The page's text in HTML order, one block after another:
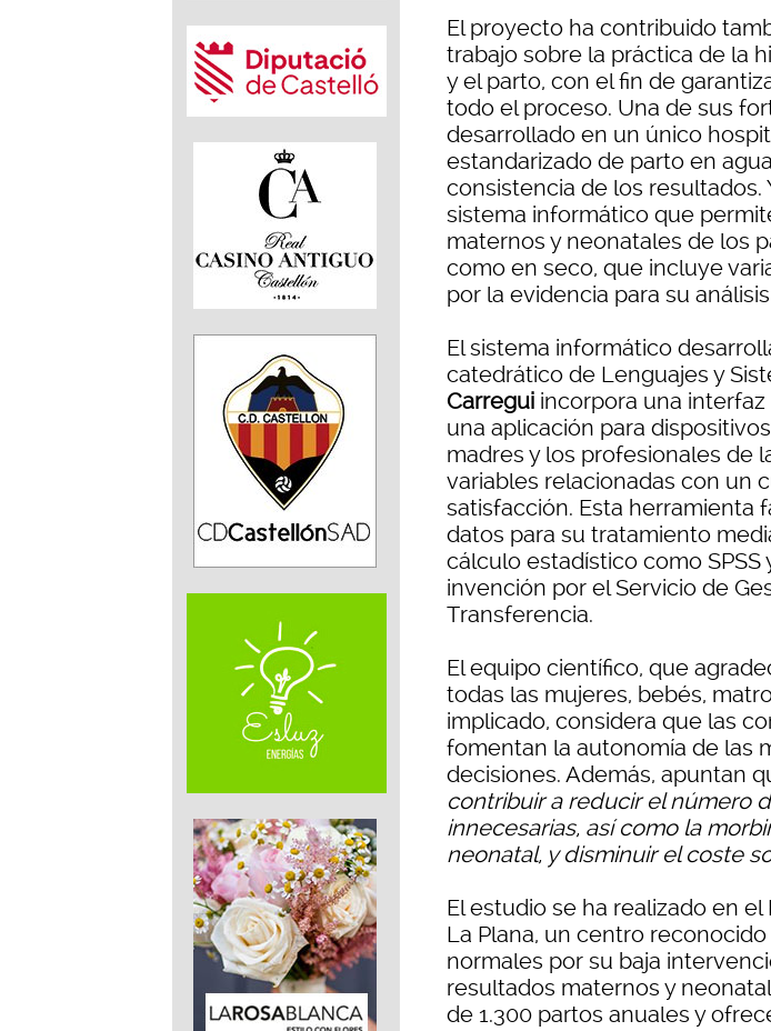
El proyecto ha contribuido
trabajo sobre la práctica de la
y el parto, con el fin de
todo el proceso. Una de sus
desarrollado en un único
estandarizado de parto en
consistencia de los resultados.
sistema informático que
maternos y neonatales de los
como en seco, que incluye
por la evidencia para su
El sistema informático
catedrático de Lenguajes y
Carregui incorpora una
una aplicación para
madres y los profesionales de
variables relacionadas con un
satisfacción. Esta herramienta
datos para su tratamiento
cálculo estadístico como
invención por el Servicio de
Transferencia.
El equipo científico, que
todas las mujeres, bebés,
implicado, considera que las
fomentan la autonomía de las
decisiones. Además, apuntan
contribuir a reducir el número
innecesarias, así como la
neonatal, y disminuir el coste
El estudio se ha realizado en
La Plana, un centro
normales por su baja
resultados maternos y
de 1.300 partos anuales y